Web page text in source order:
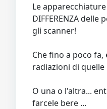
Le
DIFFERENZA
gli scanner!
Che fino a poco
radiazioni di
O una o l'altra...
farcele bere ...